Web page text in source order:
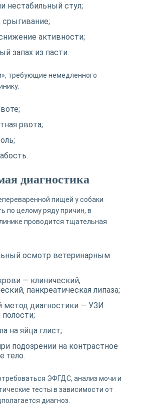
нестабильный стул;
активности;
запах из пасти.
требующие немедленного
рвота;
диагностика
пищей у собаки
по целому ряду причин, в
проводится тщательная
осмотр ветеринарным
— клинический,
панкреатическая липаза;
метод диагностики — УЗИ
на яйца глист;
подозрении на контрастное
тело.
ЭФГДС, анализ мочи и
тесты в зависимости от
диагноз.